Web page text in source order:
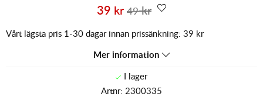
49kr
39 kr
Vårt lägsta pris 1-30 dagar innan prissänkning: 39 kr
Mer information
Artnr: 2300335